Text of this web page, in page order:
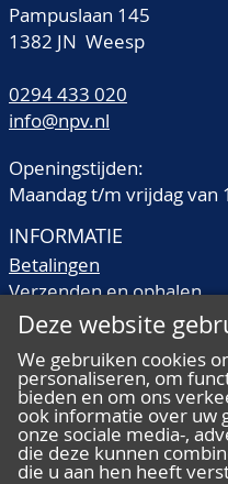
Pampuslaan 145
1382 JN Weesp
0294 433 020
info@npv.nl
Openingstijden:
Maandag t/m vrijdag
INFORMATIE
Betalingen
Verzenden en ophalen
Veilingtermen
Kwaliteitsomschrijvingen
Veelgestelde vragen
Deze website
We gebruiken cookies
personaliseren, om
bieden en om ons
ook informatie over uw
onze sociale media-,
die deze kunnen
die u aan hen heeft